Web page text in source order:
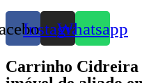
InstagramWhatsapp
Carrinho Cidreira